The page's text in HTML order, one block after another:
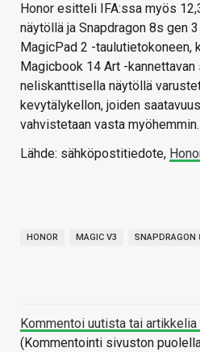
Honor esitteli IFA:ssa myös
näytöllä ja Snapdragon 8s gen
MagicPad 2 -taulutietokoneen,
Magicbook 14 Art -
neliskanttisella näytöllä
kevytälykellon, joiden
vahvistetaan vasta myöhemmin.
Lähde: sähköpostitiedote,
HONOR MAGIC V3 SNAPDRAGON
Kommentoi uutista tai
(Kommentointi sivuston